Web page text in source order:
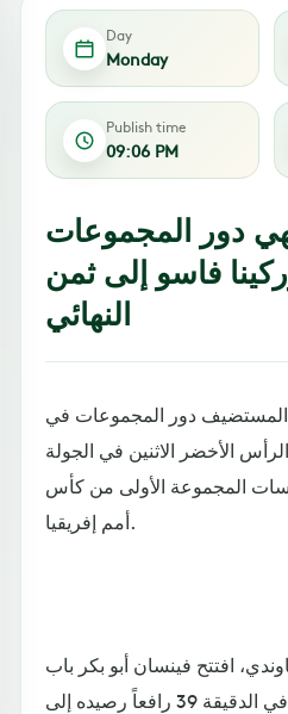
Day
Monday
Publish time
09:06 PM
دور المجموعات
فاسو إلى ثمن
النهائي
المستضيف دور المجموعات في
(1-1) مع الرأس الأخضر الاثنين في الجولة
المجموعة الأولى من كأس
أمم إفريقيا.
افتتح فينسان أبو بكر باب
التسجيل للكاميرون في الدقيقة 39 رافعاً رصيده إلى